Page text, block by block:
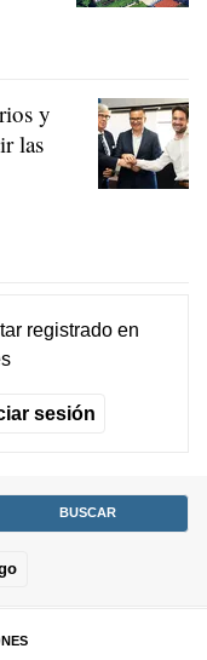
y
las
registradoen
sesión